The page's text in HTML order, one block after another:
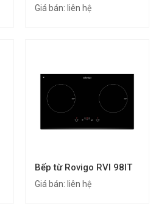
Giá bán: liên hệ
Bếp từ Rovigo RVI 98IT
Giá bán: liên hệ